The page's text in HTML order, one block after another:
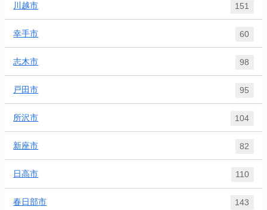
川越市 151
幸手市 60
志木市 98
戸田市 95
所沢市 104
新座市 82
日高市 110
春日部市 143